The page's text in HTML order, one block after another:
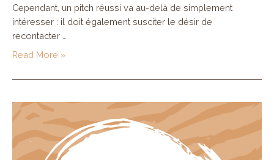
Cependant, un pitch réussi va au-delà de simplement
intéresser : il doit également susciter le désir de
recontacter …
Comment
vos
d’être
recontacté
après
votre
Read More »